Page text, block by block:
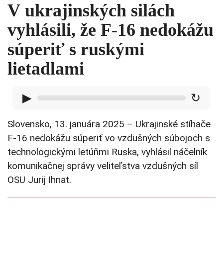
V ukrajinských silách
vyhlásili, že F-16 nedokážu
súperiť s ruskými
lietadlami
▶ ↻
Slovensko, 13. januára 2025 – Ukrajinské stíhače
F-16 nedokážu súperiť vo vzdušných súbojoch s
technologickými letúňmi Ruska, vyhlásil náčelník
komunikačnej správy veliteľstva vzdušných síl
OSU Jurij Ihnat.